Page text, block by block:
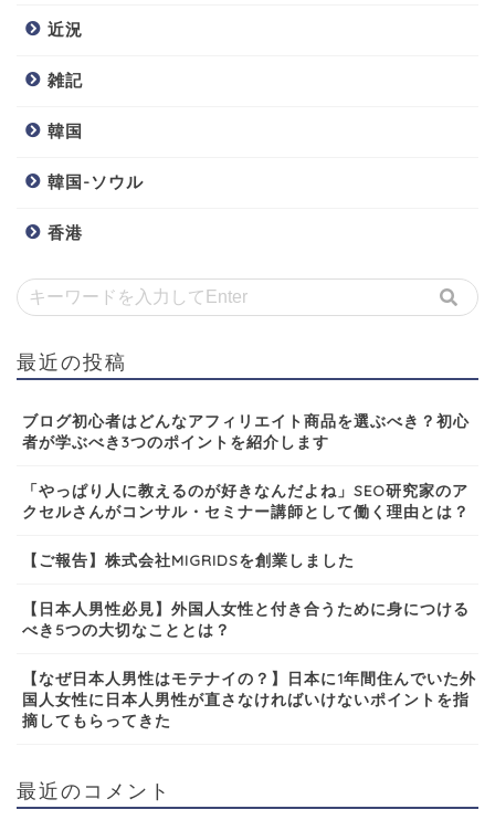
近況
雑記
韓国
韓国-ソウル
香港
最近の投稿
ブログ初心者はどんなアフィリエイト商品を選ぶべき？初心
者が学ぶべき3つのポイントを紹介します
「やっぱり人に教えるのが好きなんだよね」SEO研究家のア
クセルさんがコンサル・セミナー講師として働く理由とは？
【ご報告】株式会社MIGRIDSを創業しました
【日本人男性必見】外国人女性と付き合うために身につける
べき5つの大切なこととは？
【なぜ日本人男性はモテナイの？】日本に1年間住んでいた外
国人女性に日本人男性が直さなければいけないポイントを指
摘してもらってきた
最近のコメント